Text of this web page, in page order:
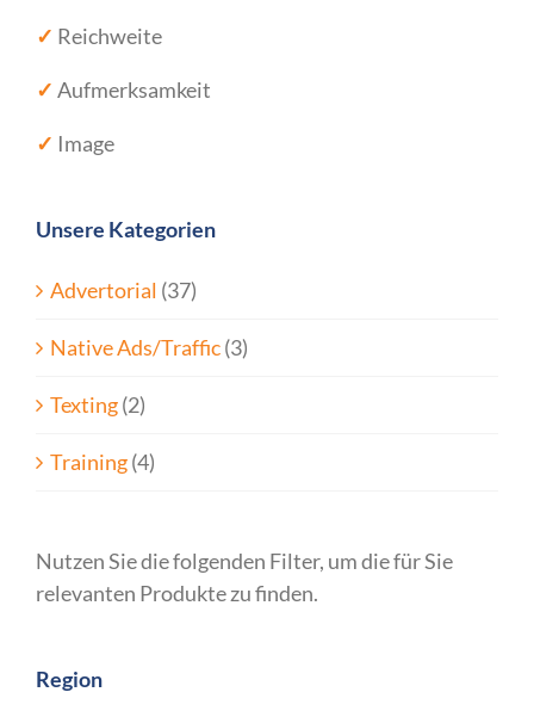
✓ Reichweite
✓ Aufmerksamkeit
✓ Image
Unsere Kategorien
Advertorial (37)
Native Ads/Traffic(3)
Texting(2)
Training(4)
Nutzen Sie die folgenden Filter, um die für Sie
relevanten Produkte zu finden.
Region